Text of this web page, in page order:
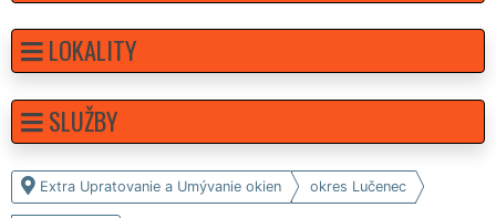
Extra Upratovanie a Umývanie okien okres Lučenec
LOKALITY
SLUŽBY